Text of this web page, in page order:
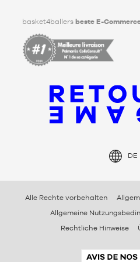
DE
basket4ballers beste E-
Alle Rechte vorbehalten
Allgemeine
Rechtliche Hinweise